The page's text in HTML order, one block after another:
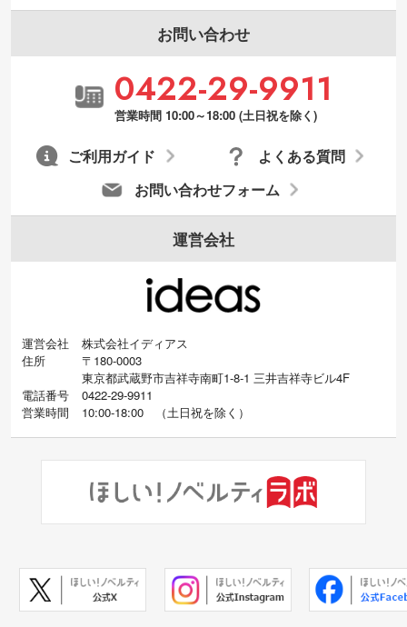
お問い合わせ
0422-29-9911
営業時間 10:00～18:00 (土日祝を除く)
お問い合わせフォーム
よくある質問
ご利用ガイド
運営会社
運営会社
株式会社イディアス
住所
〒180-0003
東京都武蔵野市吉祥寺南町1-8-1 三井吉祥寺ビル4F
電話番号
0422-29-9911
営業時間
10:00-18:00 （土日祝を除く）